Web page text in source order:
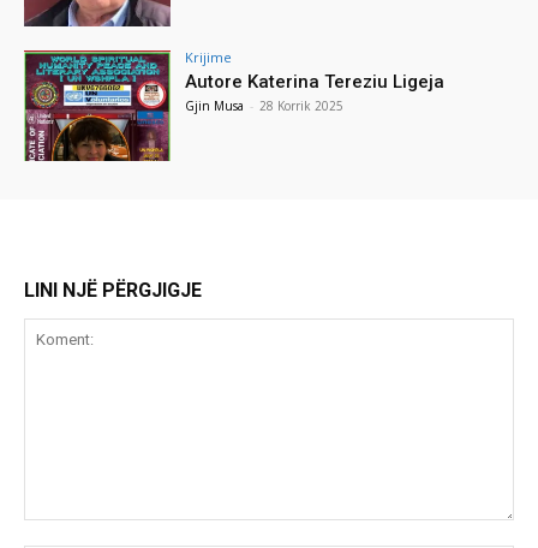
Krijime
Autore Katerina Tereziu Ligeja
Gjin Musa - 28 Korrik 2025
LINI NJË PËRGJIGJE